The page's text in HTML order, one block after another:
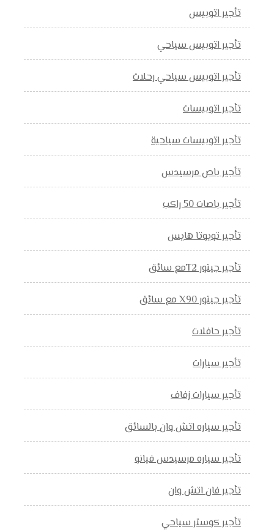
تأجير اتوبيس
تأجير اتوبيس سياحي
تأجير اتوبيس سياحي رحلات
تأجير اتوبيسات
تأجير اتوبيسات سياحية
تأجير باص مرسيدس
تأجير باصات 50 راكب
تأجير تويوتا هايس
تأجير جيتور T2مع سائق
تأجير جيتور X90 مع سائق
تأجير حافلات
تأجير سيارات
تأجير سيارات زفاف
تأجير سياره اتش وان بالسائق
تأجير سياره مرسيدس فيانو
تأجير فان اتش وان
تأجير كوستر سياحي